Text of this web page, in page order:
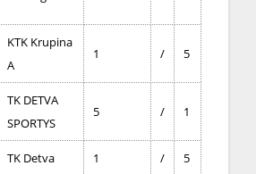
KTK Krupina
A
1 / 5
TK DETVA
SPORTYS
5 / 1
TK Detva 1 / 5